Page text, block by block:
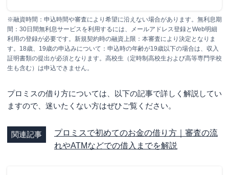
※融資時間：申込時間や審査により希望に沿えない場合があります。無利息期
間：30日間無利息サービスを利用するには、メールアドレス登録とWeb明細
利用の登録が必要です。新規契約時の融資上限：本審査により決定となりま
す。18歳、19歳の申込みについて：申込時の年齢が19歳以下の場合は、収入
証明書類の提出が必須となります。高校生（定時制高校生および高等専門学校
生も含む）は申込できません。
プロミスの借り方については、以下の記事で詳しく解説してい
ますので、迷いたくない方はぜひご覧ください。
関連記事
プロミスで初めてのお金の借り方｜審査の流
れやATMなどでの借入までを解説